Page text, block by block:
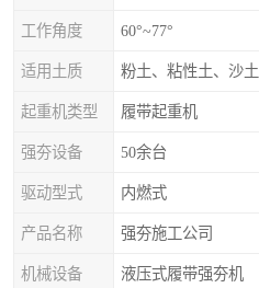
工作角度 60°~77°
适用土质 粉土、粘性土、沙土
起重机类型 履带起重机
强夯设备 50余台
驱动型式 内燃式
产品名称 强夯施工公司
机械设备 液压式履带强夯机